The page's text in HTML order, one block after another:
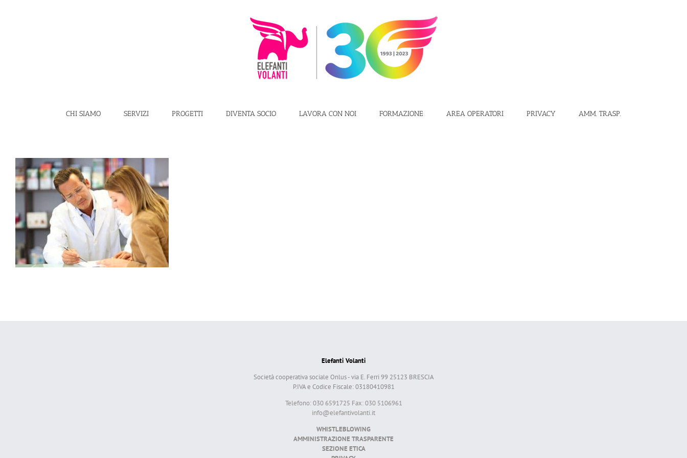
CHI SIAMO SERVIZI PROGETTI DIVENTA SOCIO LAVORA CON NOI FORMAZIONE AREA OPERATORI PRIVACY AMM. TRASP.
Elefanti Volanti
Società cooperativa sociale Onlus - via E. Ferri 99 25123 BRESCIA
P.IVA e Codice Fiscale: 03180410981
Telefono: 030 6591725 Fax: 030 5106961
info@elefantivolanti.it
WHISTLEBLOWING
AMMINISTRAZIONE TRASPARENTE
SEZIONE ETICA